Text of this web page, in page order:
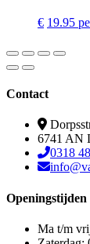
€ 19.95
Contact
6741 AN
0318
Openingstijden
Ma t/m